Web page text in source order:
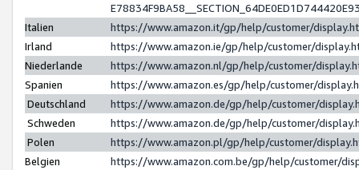
Italien
https://www.amazon.it/gp/help/customer/
Irland
https://www.amazon.ie/gp/help/customer/
Niederlande
https://www.amazon.nl/gp/help/customer/
Spanien
https://www.amazon.es/gp/help/customer/
Deutschland
https://www.amazon.de/gp/help/customer/
Schweden
https://www.amazon.de/gp/help/customer/
Polen
https://www.amazon.pl/gp/help/customer/
Belgien
https://www.amazon.com.be/gp/help/customer/